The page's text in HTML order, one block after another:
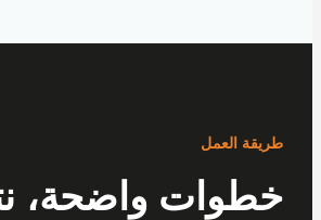
العمل
واضحة، نتيجة